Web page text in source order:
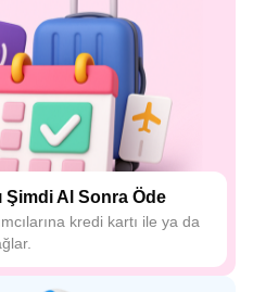
Şimdi Al Sonra Öde
kredi kartı ile ya da